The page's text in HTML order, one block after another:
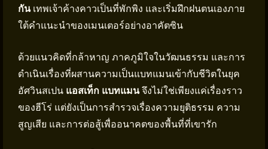
กันเทพเจ้าค้างคาวเป็นที่พักพิง และเริ่มฝึกฝนตนเองภาย
ใต้คำแนะนำของเมนเตอร์อย่างอาคัตซิน
ด้วยแนวคิดที่กล้าหาญ ภาคภูมิใจในวัฒนธรรม และการ
ดำเนินเรื่องที่ผสานความเป็นแบทแมนเข้ากับชีวิตในยุค
อัศวินสเปน แอสเท็ก แบทแมนจึงไม่ใช่เพียงแค่เรื่องราว
ของฮีโร่ แต่ยังเป็นการสำรวจเรื่องความยุติธรรม ความ
สูญเสีย และการต่อสู้เพื่ออนาคตของพื้นที่ที่เขารัก